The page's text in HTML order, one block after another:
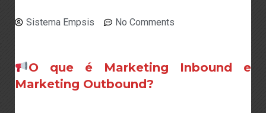
Sistema Empsis No Comments
O que é Marketing Inbound e
Marketing Outbound?